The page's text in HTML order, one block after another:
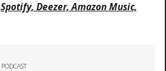
Spotify, Deezer, Amazon Music,
PODCAST